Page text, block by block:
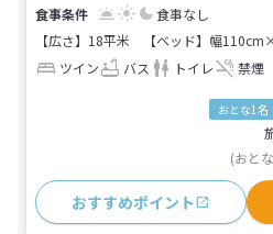
食事なし
【広さ】18平米
【ベッド】幅
ツイン
バス トイレ 禁煙
おとな1名
(おと
おすすめポイント